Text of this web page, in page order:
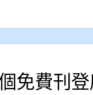
免費刊